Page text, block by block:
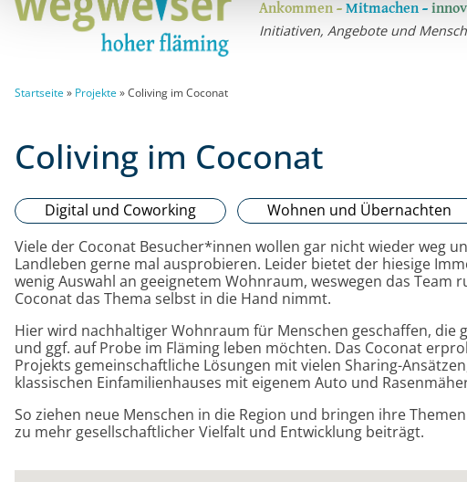
Ankommen – Mitmachen –
Initiativen, Angebote und
Startseite » Projekte »Coliving im Coconat
Coliving im Coconat
Digital und Coworking
Wohnen und Übernachten
Viele der Coconat Besucher*innen wollen gar nicht wieder weg
Landleben gerne mal ausprobieren. Leider bietet der hiesige
wenig Auswahl an geeignetem Wohnraum, weswegen das Team
Coconat das Thema selbst in die Hand nimmt.
Hier wird nachhaltiger Wohnraum für Menschen geschaffen, die
und ggf. auf Probe im Fläming leben möchten. Das Coconat
Projekts gemeinschaftliche Lösungen mit vielen Sharing-
klassischen Einfamilienhauses mit eigenem Auto und
So ziehen neue Menschen in die Region und bringen ihre
zu mehr gesellschaftlicher Vielfalt und Entwicklung beiträgt.